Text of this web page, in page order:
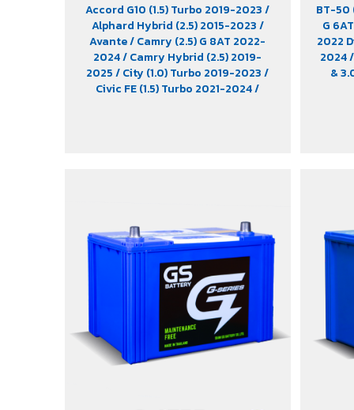
Accord G10 (1.5) Turbo 2019-2023/
Alphard Hybrid (2.5) 2015-2023/
Avante/ Camry (2.5) G 8AT 2022-
2024/ Camry Hybrid (2.5) 2019-
2025/ City (1.0) Turbo 2019-2023/
Civic FE (1.5) Turbo 2021-2024/
2023
BT-50
G
2022
2024
&